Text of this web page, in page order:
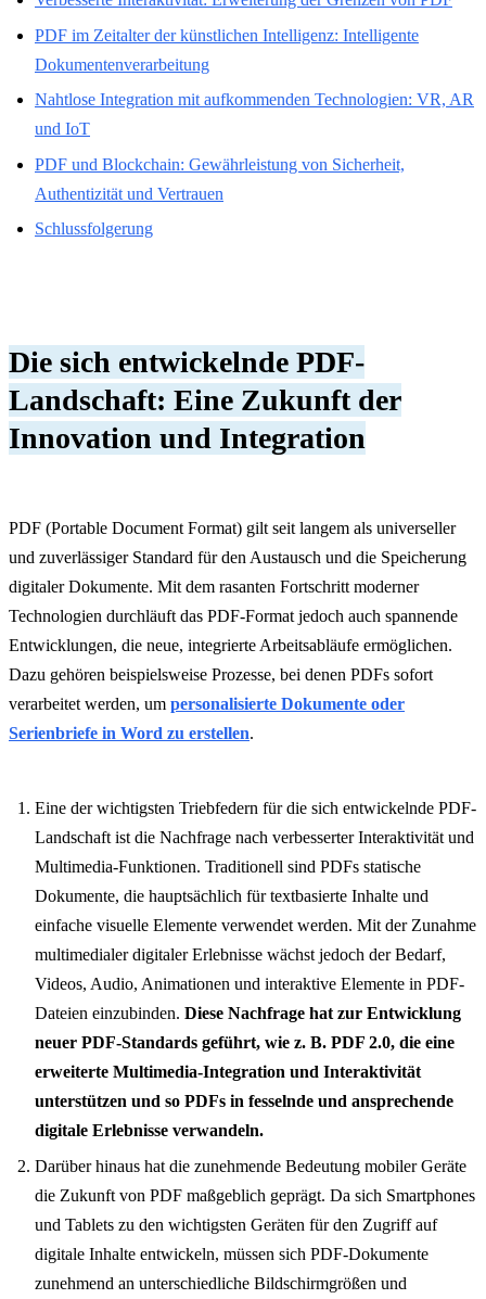
PDF im Zeitalter der künstlichen Intelligenz: Intelligente
Dokumentenverarbeitung
Nahtlose Integration mit aufkommenden Technologien: VR, AR
und IoT
PDF und Blockchain: Gewährleistung von Sicherheit,
Authentizität und Vertrauen
Schlussfolgerung
Die sich entwickelnde PDF-
Landschaft: Eine Zukunft der
Innovation und Integration
PDF (Portable Document Format) gilt seit langem als universeller
und zuverlässiger Standard für den Austausch und die Speicherung
digitaler Dokumente. Mit dem rasanten Fortschritt moderner
Technologien durchläuft das PDF-Format jedoch auch spannende
Entwicklungen, die neue, integrierte Arbeitsabläufe ermöglichen.
Dazu gehören beispielsweise Prozesse, bei denen PDFs sofort
verarbeitet werden, um personalisierte Dokumente oder
Serienbriefe in Word zu erstellen.
Eine der wichtigsten Triebfedern für die sich entwickelnde PDF-
Landschaft ist die Nachfrage nach verbesserter Interaktivität und
Multimedia-Funktionen. Traditionell sind PDFs statische
Dokumente, die hauptsächlich für textbasierte Inhalte und
einfache visuelle Elemente verwendet werden. Mit der Zunahme
multimedialer digitaler Erlebnisse wächst jedoch der Bedarf,
Videos, Audio, Animationen und interaktive Elemente in PDF-
Dateien einzubinden. Diese Nachfrage hat zur Entwicklung
neuer PDF-Standards geführt, wie z. B. PDF 2.0, die eine
erweiterte Multimedia-Integration und Interaktivität
unterstützen und so PDFs in fesselnde und ansprechende
digitale Erlebnisse verwandeln.
Darüber hinaus hat die zunehmende Bedeutung mobiler Geräte
die Zukunft von PDF maßgeblich geprägt. Da sich Smartphones
und Tablets zu den wichtigsten Geräten für den Zugriff auf
digitale Inhalte entwickeln, müssen sich PDF-Dokumente
zunehmend an unterschiedliche Bildschirmgrößen und